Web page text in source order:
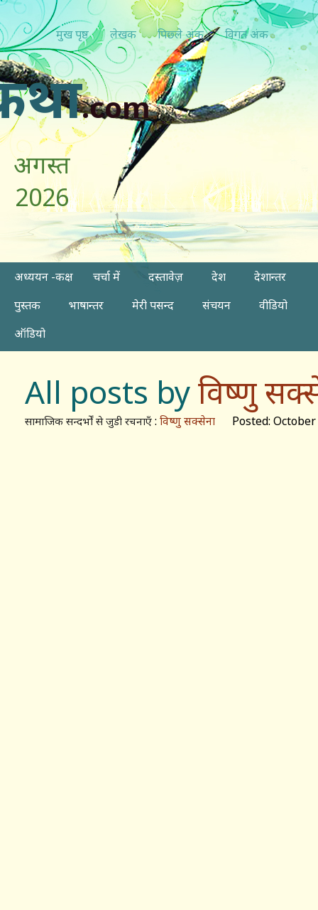
मुख पृष्ठ लेखक पिछ्ले अंक विगत अंक
.com
अगस्त
2026
अध्ययन -कक्ष चर्चा में दस्तावेज़ देश
देशान्तर
पुस्तक
भाषान्तर मेरी पसन्द संचयन
वीडियो
ऑडियो
All posts byविष्णु
सामाजिक सन्दर्भों से जुडी रचनाएँ : विष्णु सक्सेना Posted: October